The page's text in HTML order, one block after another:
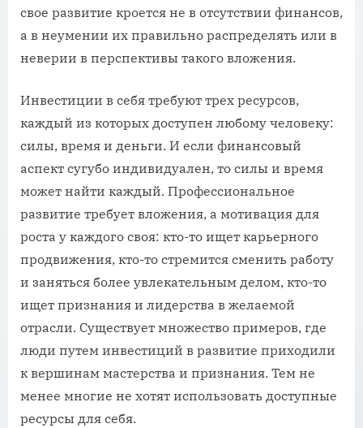
свое развитие кроется не в отсутствии финансов,
а в неумении их правильно распределять или в
неверии в перспективы такого вложения.
Инвестиции в себя требуют трех ресурсов,
каждый из которых доступен любому человеку:
силы, время и деньги. И если финансовый
аспект сугубо индивидуален, то силы и время
может найти каждый. Профессиональное
развитие требует вложения, а мотивация для
роста у каждого своя: кто-то ищет карьерного
продвижения, кто-то стремится сменить работу
и заняться более увлекательным делом, кто-то
ищет признания и лидерства в желаемой
отрасли. Существует множество примеров, где
люди путем инвестиций в развитие приходили
к вершинам мастерства и признания. Тем не
менее многие не хотят использовать доступные
ресурсы для себя.